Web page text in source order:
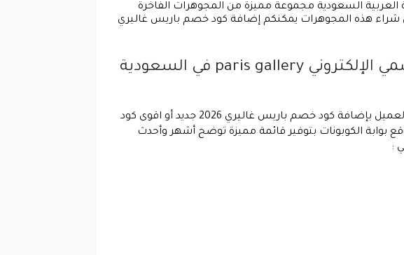
العربية السعودية مجموعة مميزة من المجوهرات الفاخرة
شراء هذه المجوهرات يمكنكم إضافة كود خصم باريس غاليري
تعرف على أشهر وأحدث كوبونات وأكواد الخصم في الموقع الرسمي الإلكتروني paris gallery في السعودية
يتوافر العديد من أكواد وكوبونات الخصم الخاصة بالمتجر الرسمي باريس غاليري، عندما يقوم العميل بإضافة كود خصم باريس غاليري 2026 جديد أو اقوى كود
الكوبونات بتوفير قائمة مميزة توضح أشهر وأحدث